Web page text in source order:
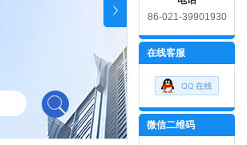
86-021-39901930
在线客服
微信二维码